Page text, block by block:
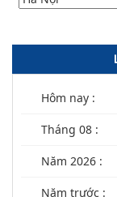
Hôm nay :
Tháng 08 :
Năm 2026 :
Năm trước :